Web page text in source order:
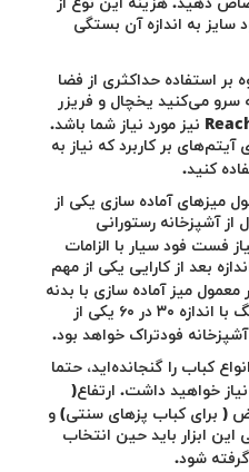
دهید. هزینه این نوع از
سایز به اندازه آن بستگی
بر استفاده حداکثری از فضا
می‌کنید یخچال و فریزر
نیز مورد نیاز شما باشد.
آیتم‌های بر کاربرد که نیاز به
کنید.
میز‌های آماده سازی یکی از
آشپزخانه رستورانی
فست فود سیار با الزامات
بعد از کارایی یکی از مهم
میز آماده سازی با بدنه
اندازه
۳۰ در ۶۰ یکی از
فودتراک خواهد بود.
کباب را گنجانده‌اید، حتما
خواهید داشت. ارتفاع(
( برای کباب پزهای سنتی) و
این ابزار باید حین انتخاب
شود.